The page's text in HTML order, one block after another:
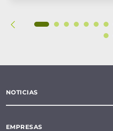
NOTICIAS
EMPRESAS